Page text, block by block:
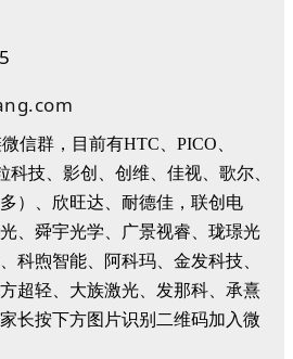
信群，目前有HTC、PICO、
科技、影创、创维、佳视、歌尔、
）、欣旺达、耐德佳，联创电
、舜宇光学、广景视睿、珑璟光
科煦智能、阿科玛、金发科技、
超轻、大族激光、发那科、承熹
长按下方图片识别二维码加入微